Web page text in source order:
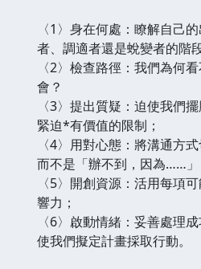
〈1〉身在何處：瞭解自己
者、調適者還是蛻變者的階
〈2〉檢查路徑：我們為何
會？
〈3〉提出質疑：迫使我們
緊迫*有價值的限制；
〈4〉用對心態：將溝通方
而不是「辦不到，因為……」
〈5〉開創資源：活用每項
響力；
〈6〉啟動情緒：妥善處理
使我們擬定計畫採取行動。